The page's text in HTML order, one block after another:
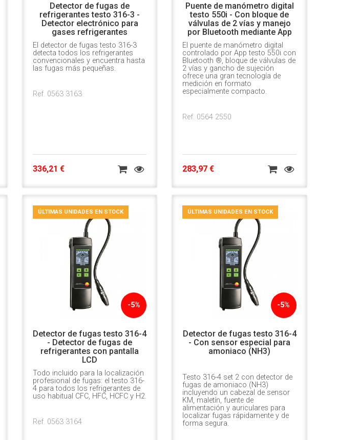
Detector de fugas de
refrigerantes testo 316-3 -
Detector electrónico para
gases refrigerantes
El detector de fugas testo 316-3
detecta todos los refrigerantes
convencionales y encuentra hasta
las fugas más pequeñas.
Ref. 0563 3163
336,21 €
Puente de manómetro digital
testo 550i - Con bloque de
válvulas de 2 vías y manejo
por Bluetooth mediante App
El puente de manómetro digital
controlado por App testo 550i con
Bluetooth ®, bloque de válvulas de
2 vías y gancho de sujeción
ofrece una gran tecnología de
medición en formato
especialmente compacto.
Ref. 0564 2550
283,97 €
-5%
ÚLTIMAS UNIDADES EN STOCK
Detector de fugas testo 316-4
- Detector de fugas de
refrigerantes con pantalla
LCD
Todo incluido para la localización
profesional de fugas: el testo 316-
4 para todos los refrigerantes de
uso habitual CFC, HFC, HCFC y H2.
Ref. 0563 3164
-5%
ÚLTIMAS UNIDADES EN STOCK
Detector de fugas testo 316-4
- Con sensor especial para
amoniaco (NH3)
Testo 316-4 set 2 con detector de
fugas de amoniaco (NH3)
incluyendo un cabezal de sensor
KM, maletín, fuente de
alimentación y auriculares para
localizar fugas rápidamente y de
forma segura.